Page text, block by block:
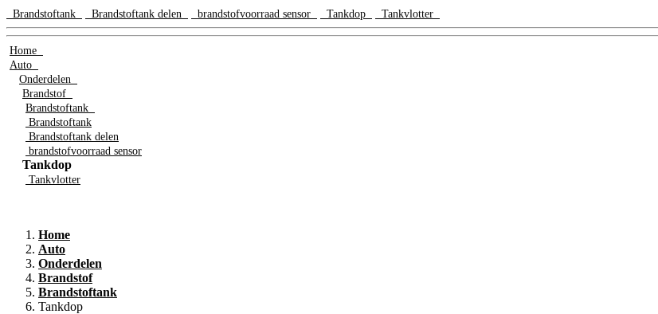
Brandstoftank Brandstoftank delen brandstofvoorraad sensor Tankdop Tankvlotter
Home
Auto
Onderdelen
Brandstof
Brandstoftank
Brandstoftank
Brandstoftank delen
brandstofvoorraad sensor
Tankdop
Tankvlotter
Home
Auto
Onderdelen
Brandstof
Brandstoftank
Tankdop